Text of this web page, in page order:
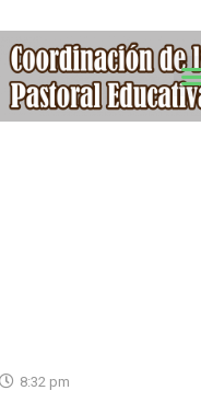
8:32 pm